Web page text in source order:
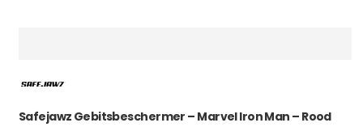
Safejawz Gebitsbeschermer – Marvel Iron Man – Rood